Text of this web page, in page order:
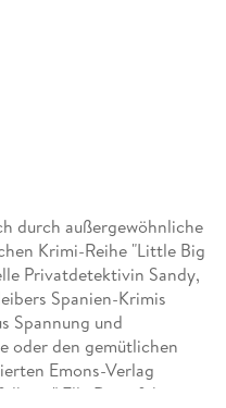
durch außergewöhnliche
Krimi-Reihe "Little Big
Privatdetektivin Sandy,
Spanien-Krimis
Spannung und
oder den gemütlichen
Emons-Verlag
Ella Dorn führen in